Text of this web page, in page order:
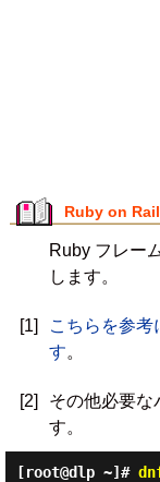
Ruby on
Ruby フレー
します。
[1]
こちらを参考
す。
[2]
その他必要な
す。
[root@dlp ~]#